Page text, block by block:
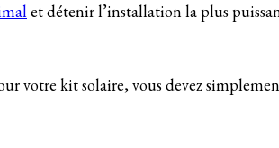
et détenir l’installation la plus
votre kit solaire, vous devez